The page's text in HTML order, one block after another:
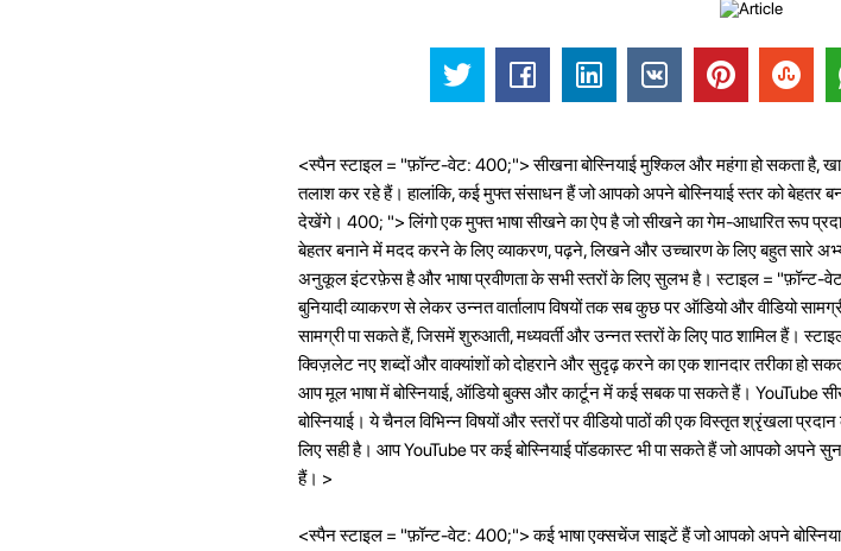
<स्पैन स्टाइल = "फ़ॉन्ट-वेट: 400;"> सीखना बोस्नियाई मुश्किल और महंगा हो सकता है,
तलाश कर रहे हैं। हालांकि, कई मुफ्त संसाधन हैं जो आपको अपने बोस्नियाई स्तर को
देखेंगे। 400; "> लिंगो एक मुफ्त भाषा सीखने का ऐप है जो सीखने का गेम-आधारित रूप
बेहतर बनाने में मदद करने के लिए व्याकरण, पढ़ने, लिखने और उच्चारण के लिए बहुत सारे
अनुकूल इंटरफ़ेस है और भाषा प्रवीणता के सभी स्तरों के लिए सुलभ है। स्टाइल = "फ़ॉन्ट-
बुनियादी व्याकरण से लेकर उन्नत वार्तालाप विषयों तक सब कुछ पर ऑडियो और वीडियो
सामग्री पा सकते हैं, जिसमें शुरुआती, मध्यवर्ती और उन्नत स्तरों के लिए पाठ शामिल हैं।
क्विज़लेट नए शब्दों और वाक्यांशों को दोहराने और सुदृढ़ करने का एक शानदार तरीका हो
आप मूल भाषा में बोस्नियाई, ऑडियो बुक्स और कार्टून में कई सबक पा सकते हैं। YouTube
बोस्नियाई। ये चैनल विभिन्न विषयों और स्तरों पर वीडियो पाठों की एक विस्तृत श्रृंखला
लिए सही है। आप YouTube पर कई बोस्नियाई पॉडकास्ट भी पा सकते हैं जो आपको
हैं। >
<स्पैन स्टाइल = "फ़ॉन्ट-वेट: 400;"> कई भाषा एक्सचेंज साइटें हैं जो आपको अपने